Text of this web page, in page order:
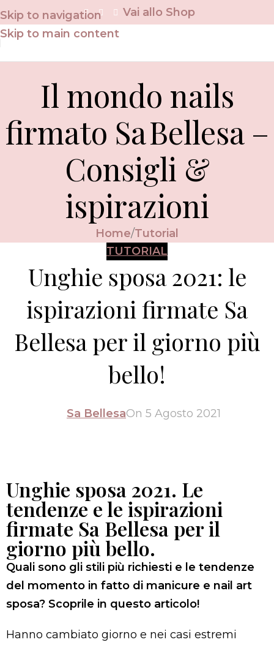
Skip to navigation
Skip to main content
Vai allo Shop
Il mondo nails
firmato Sa Bellesa –
Consigli &
ispirazioni
Home Tutorial
TUTORIAL
Unghie sposa 2021: le
ispirazioni firmate Sa
Bellesa per il giorno più
bello!
Sa BellesaOn 5 Agosto 2021
Unghie sposa 2021. Le
tendenze e le ispirazioni
firmate Sa Bellesa per il
giorno più bello.
Quali sono gli stili più richiesti e le tendenze
del momento in fatto di manicure e nail art
sposa? Scoprile in questo articolo!
Hanno cambiato giorno e nei casi estremi